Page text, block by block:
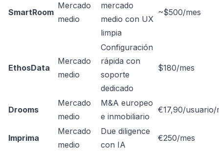
SmartRoom
Mercado
medio
mercado
medio con UX
limpia
~$500/mes
EthosData
Mercado
medio
Configuración
rápida con
soporte
dedicado
$180/mes
Drooms
Mercado
medio
M&A europeo
e inmobiliario
€17,90/usuario/
Imprima
Mercado
medio
Due diligence
con IA
€250/mes